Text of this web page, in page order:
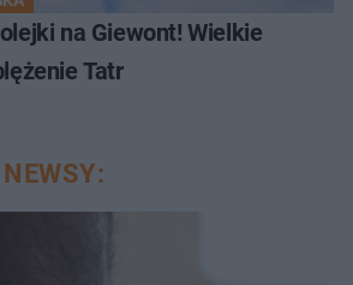
na Giewont! Wielkie
Tatr